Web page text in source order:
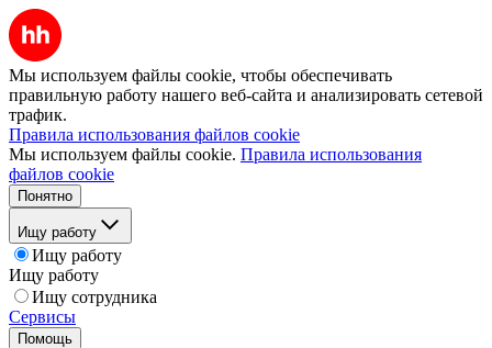
Мы используем файлы cookie, чтобы обеспечивать
правильную работу нашего веб-сайта и анализировать сетевой
трафик.
Правила использования файлов cookie
Мы используем файлы cookie. Правила использования
файлов cookie
Понятно
Ищу работу
Ищу работу
Ищу работу
Ищу сотрудника
Сервисы
Помощь